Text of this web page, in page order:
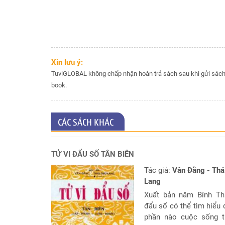
Xin lưu ý:
TuviGLOBAL không chấp nhận hoàn trả sách sau khi gửi
book.
CÁC SÁCH KHÁC
TỬ VI ĐẨU SỐ TÂN BIÊN
Tác giả: Vân Đằng -
Lang
Xuất bản năm Bính
đẩu số có thể tìm hiểu
phần nào cuộc sống